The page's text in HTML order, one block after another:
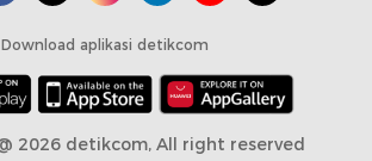
Download aplikasi detikcom
2026 detikcom, All right reserved